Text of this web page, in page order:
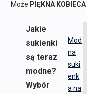
Może PIĘKNA KOBIECA
Mod
na
suki
enk
a na
Jakie
sukienki
są teraz
modne?
Wybór